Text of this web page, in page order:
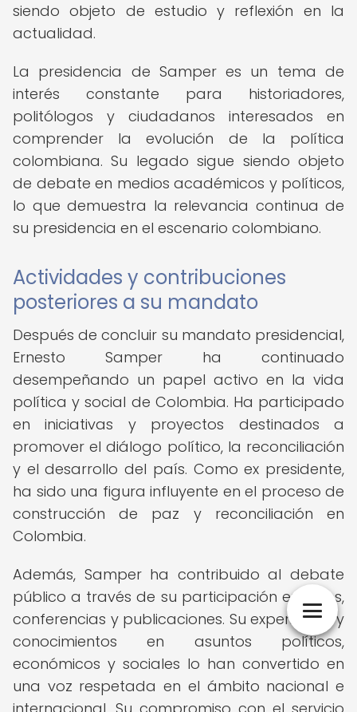
siendo objeto de estudio y reflexión en la
actualidad.
La presidencia de Samper es un tema de
interés constante para historiadores,
politólogos y ciudadanos interesados en
comprender la evolución de la política
colombiana. Su legado sigue siendo objeto
de debate en medios académicos y políticos,
lo que demuestra la relevancia continua de
su presidencia en el escenario colombiano.
Actividades y contribuciones
posteriores a su mandato
Después de concluir su mandato presidencial,
Ernesto Samper ha continuado
desempeñando un papel activo en la vida
política y social de Colombia. Ha participado
en iniciativas y proyectos destinados a
promover el diálogo político, la reconciliación
y el desarrollo del país. Como ex presidente,
ha sido una figura influyente en el proceso de
construcción de paz y reconciliación en
Colombia.
Además, Samper ha contribuido al debate
público a través de su participación en foros,
conferencias y publicaciones. Su experiencia y
conocimientos en asuntos políticos,
económicos y sociales lo han convertido en
una voz respetada en el ámbito nacional e